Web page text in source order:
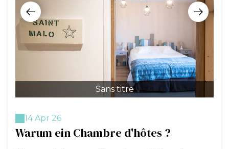
Sans titre
14 Apr 26
Warum ein Chambre d'hôtes ?